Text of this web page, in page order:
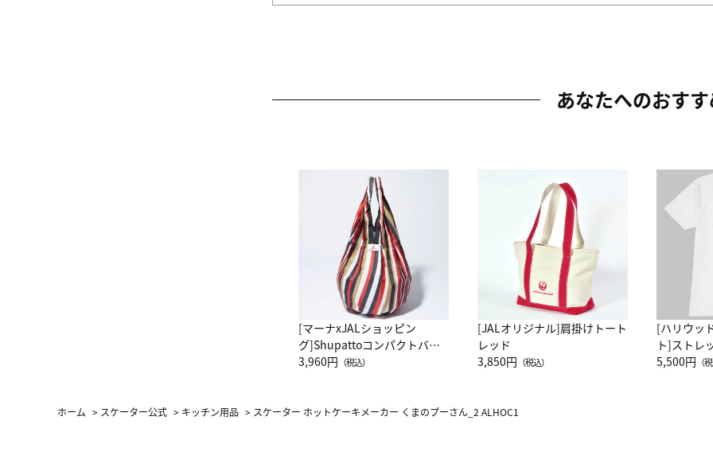
あなたへのおす
[マーナxJALショッピン
グ]Shupattoコンパクトバッ
グ Drop JAL客室乗務員
3,960円 （税込）
[JALオリジナル]肩掛けトート
レッド
3,850円 （税込）
[ハリウッ
ト]ストレ
ーネック
5,500円 （
ホーム > スケーター公式 > キッチン用品 > スケーター ホットケーキメーカー くまのプーさん_2 ALHOC1